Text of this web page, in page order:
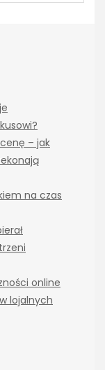
– jak
na czas
online
lojalnych